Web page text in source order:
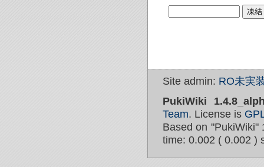
Site admin: RO未実
PukiWiki
Team. License is
Based on "PukiWiki"
time: 0.002 ( 0.002 )